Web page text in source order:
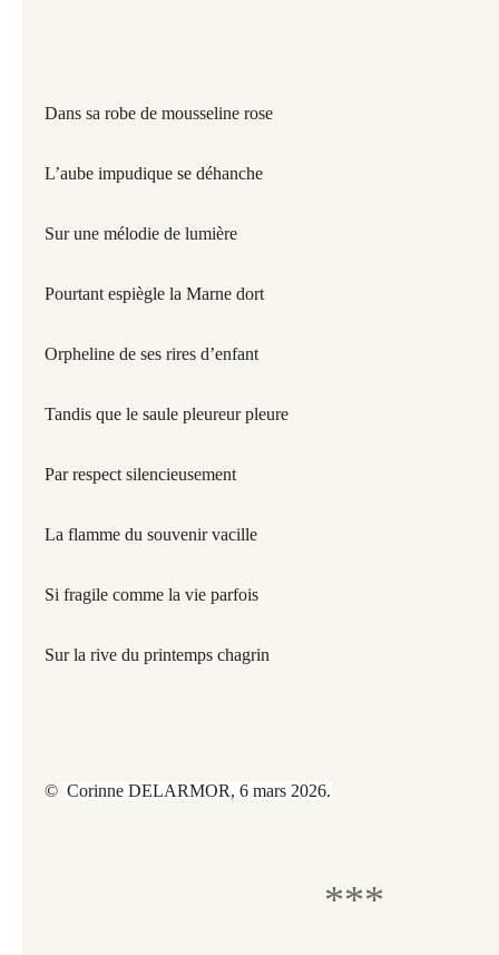
Dans sa robe de mousseline rose
L’aube impudique se déhanche
Sur une mélodie de lumière
Pourtant espiègle la Marne dort
Orpheline de ses rires d’enfant
Tandis que le saule pleureur pleure
Par respect silencieusement
La flamme du souvenir vacille
Si fragile comme la vie parfois
Sur la rive du printemps chagrin
© Corinne DELARMOR, 6 mars 2026.
***